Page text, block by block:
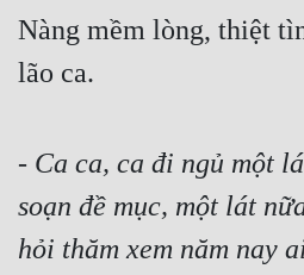
Nàng mềm lòng, thiệt
lão ca.
- Ca ca, ca đi ngủ một
soạn đề mục, một lát
hỏi thăm xem năm nay